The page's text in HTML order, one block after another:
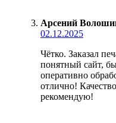
Арсений
02.12.2025
Чётко. Заказал
понятный сайт,
оперативно
отлично!
рекомендую!